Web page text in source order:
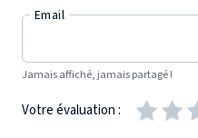
Email
Jamais affiché, jamais partagé !
Votre évaluation :